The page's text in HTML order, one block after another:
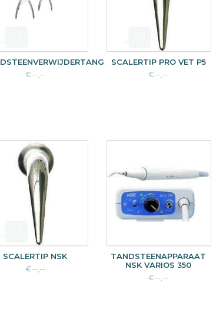
€--,--
SCALERTIP PRO VET P5
€--,--
SCALERTIP NSK
€--,--
TANDSTEENAPPARAAT
NSK VARIOS 350
€--,--